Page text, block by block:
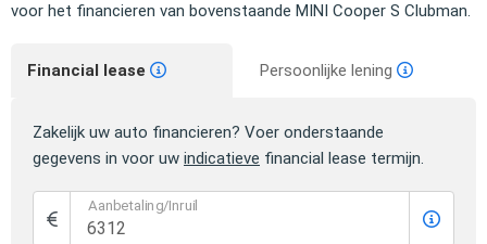
voor het financieren van bovenstaande MINI Cooper S Clubman.
Financial lease Persoonlijke lening
Zakelijk uw auto financieren? Voer onderstaande
gegevens in voor uw indicatieve financial lease termijn.
Aanbetaling/Inruil